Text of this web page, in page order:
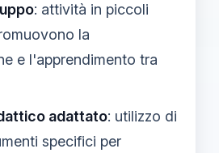
: attività in piccoli
la
e l'apprendimento tra
adattato: utilizzo di
specifici per